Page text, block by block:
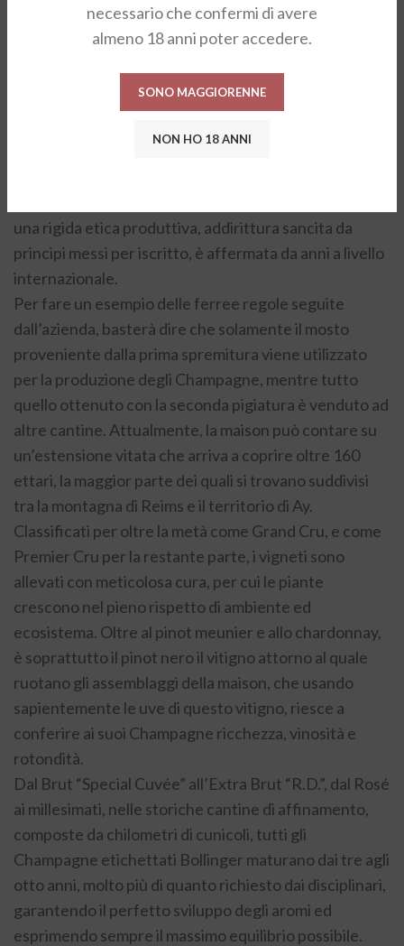
necessario che confermi di avere
almeno 18 anni poter accedere.
SONO MAGGIORENNE
NON HO 18 ANNI
l’appassionato di vino Paul Ranaudin. Nel corso degli
anni, dopo essere riuscito a imporre con successo le
proprie bollicine soprattutto nel mercato inglese e in
quello statunitense, fu proprio Joseph Bollinger a
una rigida etica produttiva, addirittura sancita da
principi messi per iscritto, è affermata da anni a livello
internazionale.
Per fare un esempio delle ferree regole seguite
dall’azienda, basterà dire che solamente il mosto
proveniente dalla prima spremitura viene utilizzato
per la produzione degli Champagne, mentre tutto
quello ottenuto con la seconda pigiatura è venduto ad
altre cantine. Attualmente, la maison può contare su
un’estensione vitata che arriva a coprire oltre 160
ettari, la maggior parte dei quali si trovano suddivisi
tra la montagna di Reims e il territorio di Ay.
Classificati per oltre la metà come Grand Cru, e come
Premier Cru per la restante parte, i vigneti sono
allevati con meticolosa cura, per cui le piante
crescono nel pieno rispetto di ambiente ed
ecosistema. Oltre al pinot meunier e allo chardonnay,
è soprattutto il pinot nero il vitigno attorno al quale
ruotano gli assemblaggi della maison, che usando
sapientemente le uve di questo vitigno, riesce a
conferire ai suoi Champagne ricchezza, vinosità e
rotondità.
Dal Brut “Special Cuvée” all’Extra Brut “R.D.”, dal Rosé
ai millesimati, nelle storiche cantine di affinamento,
composte da chilometri di cunicoli, tutti gli
Champagne etichettati Bollinger maturano dai tre agli
otto anni, molto più di quanto richiesto dai disciplinari,
garantendo il perfetto sviluppo degli aromi ed
esprimendo sempre il massimo equilibrio possibile.